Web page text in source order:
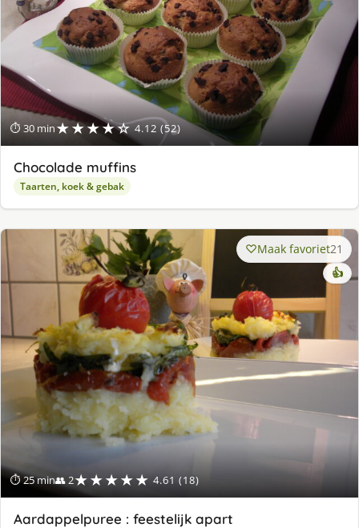
⏱ 30 min★★★★☆ 4.12 (52)
Chocolade muffins
Taarten, koek & gebak
⏱ 25 min👥 2★★★★★ 4.61 (18)
Maak favoriet21
👍
Aardappelpuree : feestelijk apart